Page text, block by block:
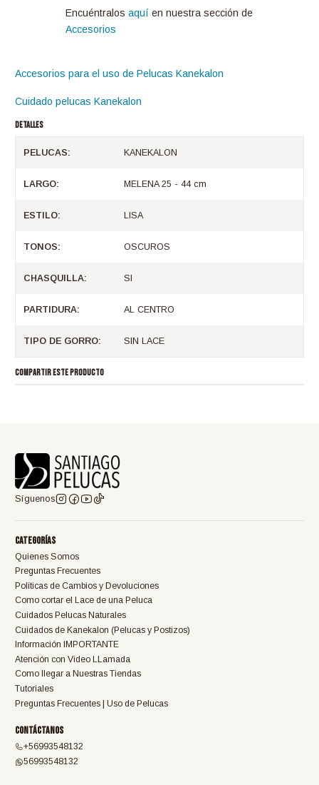
Encuéntralos aquí en nuestra sección de
Accesorios
Accesorios para el uso de Pelucas Kanekalon
Cuidado pelucas Kanekalon
DETALLES
PELUCAS: KANEKALON
LARGO: MELENA 25 - 44 cm
ESTILO: LISA
TONOS: OSCUROS
CHASQUILLA: SI
PARTIDURA: AL CENTRO
TIPO DE GORRO: SIN LACE
COMPARTIR ESTE PRODUCTO
Síguenos
Categorías
Quienes Somos
Preguntas Frecuentes
Políticas de Cambios y Devoluciones
Como cortar el Lace de una Peluca
Cuidados Pelucas Naturales
Cuidados de Kanekalon (Pelucas y Postizos)
Información IMPORTANTE
Atención con Video LLamada
Como llegar a Nuestras Tiendas
Tutoriales
Preguntas Frecuentes | Uso de Pelucas
Contáctanos
+56993548132
56993548132